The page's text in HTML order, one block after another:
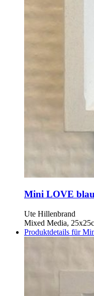
Mini LOVE blau
Ute Hillenbrand
Mixed Media,
Produktdetails für